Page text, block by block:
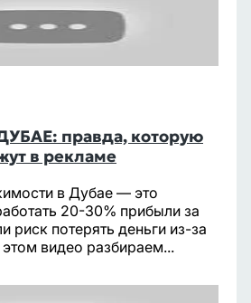
правда, которую
в рекламе
в Дубае — это
20-30% прибыли за
риск потерять деньги из-за
видео разбираем...